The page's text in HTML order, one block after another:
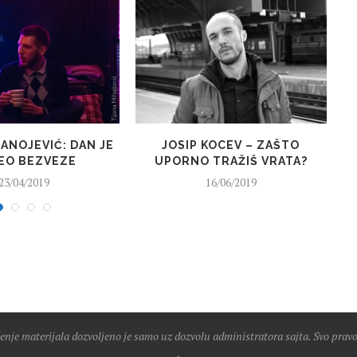
DAN JE
BEZVEZE
23/04/2019
JOSIP KOCEV – ZAŠTO
UPORNO TRAŽIŠ VRATA?
16/06/2019
materijala dozvoljeno je samo uz dozvolu administratora sajta. Svo